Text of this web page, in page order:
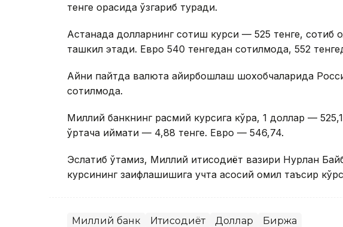
тенге орасида ўзгариб туради.
Астанада долларнинг сотиш курси — 525 тенге, сотиб
ташкил этади. Евро 540 тенгедан сотилмоқда, 552
Айни пайтда валюта айирбошлаш шохобчаларида
сотилмоқда.
Миллий банкнинг расмий курсига кўра, 1 доллар —
ўртача қиймати — 4,88 тенге. Евро — 546,74.
Эслатиб ўтамиз, Миллий иқтисодиёт вазири Нурлан
курсининг заифлашишига учта асосий омил таъсир
Миллий банк Иқтисодиёт Доллар Биржа